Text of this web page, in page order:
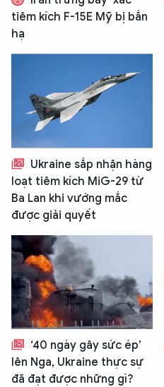
tiêm kích F-15E Mỹ bị bắn
hạ
Ukraine sắp nhận hàng
loạt tiêm kích MiG-29 từ
Ba Lan khi vướng mắc
được giải quyết
‘40 ngày gây sức ép’
lên Nga, Ukraine thực sự
đã đạt được những gì?